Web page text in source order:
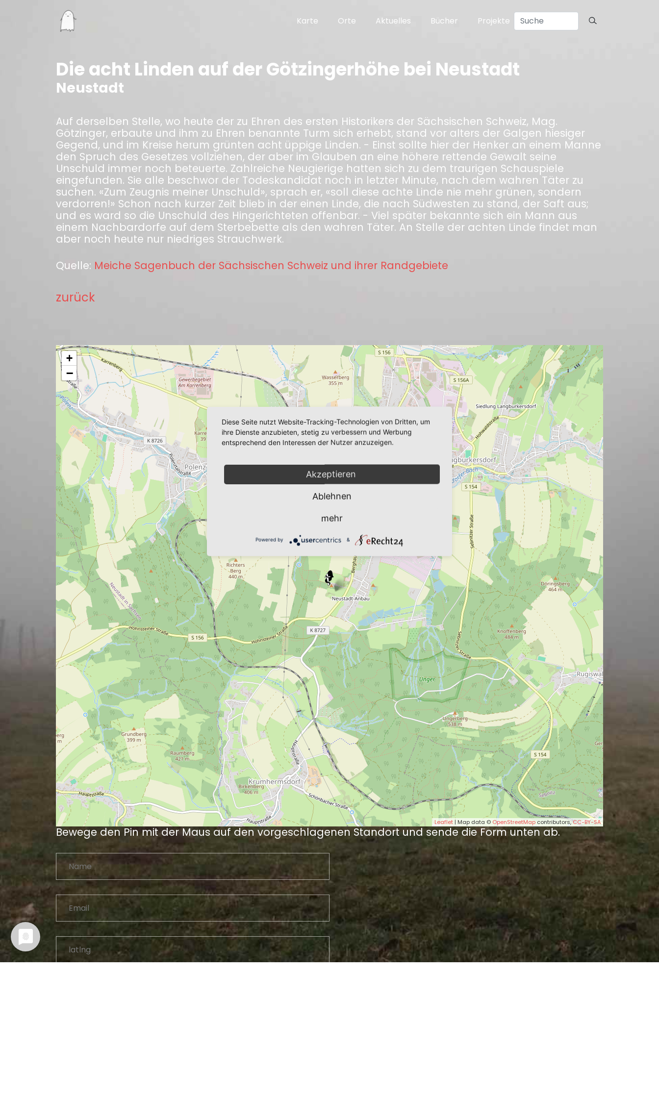
Karte Orte Aktuelles Bücher Projekte
Die acht Linden auf der Götzingerhöhe bei Neustadt
Neustadt
Auf derselben Stelle, wo heute der zu Ehren des ersten Historikers der Sächsischen Schweiz, Mag.
Götzinger, erbaute und ihm zu Ehren benannte Turm sich erhebt, stand vor alters der Galgen hiesiger
Gegend, und im Kreise herum grünten acht üppige Linden. - Einst sollte hier der Henker an einem Manne
den Spruch des Gesetzes vollziehen, der aber im Glauben an eine höhere rettende Gewalt seine
Unschuld immer noch beteuerte. Zahlreiche Neugierige hatten sich zu dem traurigen Schauspiele
eingefunden. Sie alle beschwor der Todeskandidat noch in letzter Minute, nach dem wahren Täter zu
suchen. «Zum Zeugnis meiner Unschuld», sprach er, «soll diese achte Linde nie mehr grünen, sondern
verdorren!» Schon nach kurzer Zeit blieb in der einen Linde, die nach Südwesten zu stand, der Saft aus;
und es ward so die Unschuld des Hingerichteten offenbar. - Viel später bekannte sich ein Mann aus
einem Nachbardorfe auf dem Sterbebette als den wahren Täter. An Stelle der achten Linde findet man
aber noch heute nur niedriges Strauchwerk.
Quelle: Meiche Sagenbuch der Sächsischen Schweiz und ihrer Randgebiete
zurück
+
−
Leaflet | Map data © OpenStreetMap contributors,CC-BY-SA
Bewege den Pin mit der Maus auf den vorgeschlagenen Standort und sende die Form unten ab.
Diese Seite nutzt Website-Tracking-Technologien von Dritten, um
ihre Dienste anzubieten, stetig zu verbessern und Werbung
entsprechend den Interessen der Nutzer anzuzeigen.
Akzeptieren
Ablehnen
mehr
Powered by &